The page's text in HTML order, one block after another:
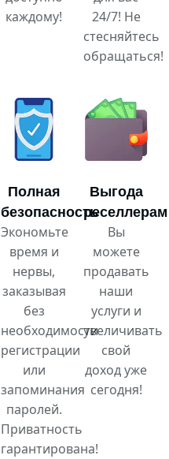
каждому!
24/7! Не
стесняйтесь
обращаться!
Полная
безопасность
Экономьте
время и
нервы,
заказывая
без
необходимости
регистрации
или
запоминания
паролей.
Приватность
гарантирована!
Выгода
реселлерам
Вы
можете
продавать
наши
услуги и
увеличивать
свой
доход уже
сегодня!